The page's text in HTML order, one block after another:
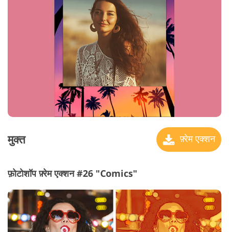
मुक्त फ़्रेम एक्शन
फ़ोटोशॉप फ़्रेम एक्शन #26 "Comics"